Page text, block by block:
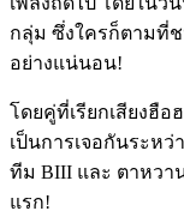
กลุ่ม ซึ่งใครก็ตามที่
อย่างแน่นอน!
โดยคู่ที่เรียกเสียงฮื
เป็นการเจอกันระห
ทีม BIII และ ตาหวา
แรก!